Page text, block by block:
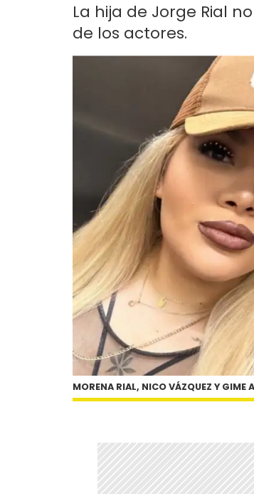
La hija de Jorge Rial
de los actores.
MORENA RIAL, NICO VÁZQUEZ Y GIME